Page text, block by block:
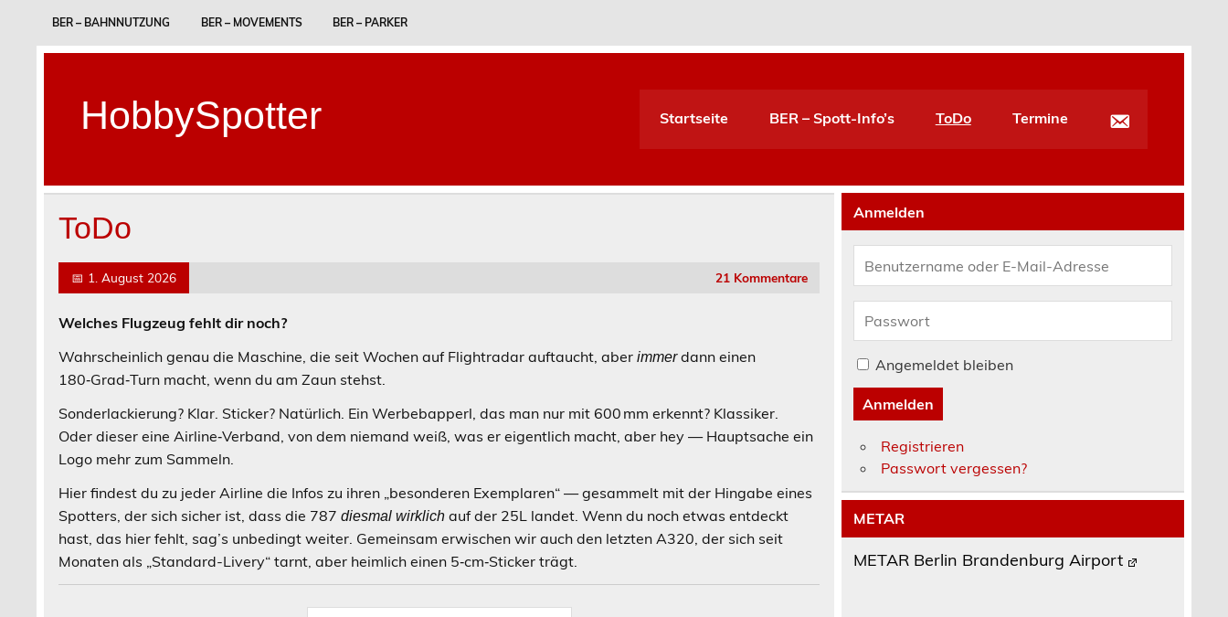
BER – BAHNNUTZUNG BER – MOVEMENTS BER – PARKER
HobbySpotter Startseite BER – Spott-Info’s ToDo Termine
ToDo
📅 1. August 2026 21 Kommentare
Welches Flugzeug fehlt dir noch?
Wahrscheinlich genau die Maschine, die seit Wochen auf Flightradar auftaucht, aberimmerdann einen
180‑Grad‑Turn macht, wenn du am Zaun stehst.
Sonderlackierung? Klar. Sticker? Natürlich. Ein Werbebapperl, das man nur mit 600 mm erkennt? Klassiker.
Oder dieser eine Airline‑Verband, von dem niemand weiß, was er eigentlich macht, aber hey — Hauptsache ein
Logo mehr zum Sammeln.
Hier findest du zu jeder Airline die Infos zu ihren „besonderen Exemplaren“ — gesammelt mit der Hingabe eines
Spotters, der sich sicher ist, dass die 787diesmal wirklich auf der 25L landet. Wenn du noch etwas entdeckt
hast, das hier fehlt, sag’s unbedingt weiter. Gemeinsam erwischen wir auch den letzten A320, der sich seit
Monaten als „Standard-Livery“ tarnt, aber heimlich einen 5‑cm‑Sticker trägt.
Anmelden
Angemeldet bleiben
Anmelden
Registrieren
Passwort vergessen?
METAR
METAR Berlin Brandenburg Airport